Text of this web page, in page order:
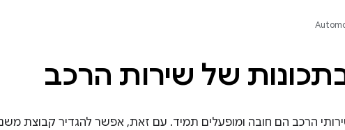
של שירות הרכב
הרכב הם חובה ומופעלים תמיד. עם זאת, אפשר להגדיר קבוצת